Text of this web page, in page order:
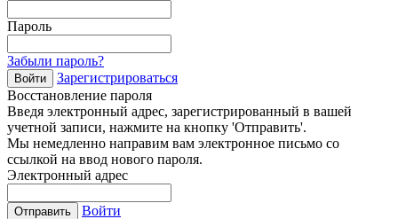
Пароль
Забыли пароль?
Войти
Зарегистрироваться
Восстановление пароля
Введя электронный адрес, зарегистрированный в вашей
учетной записи, нажмите на кнопку 'Отправить'.
Мы немедленно направим вам электронное письмо со
ссылкой на ввод нового пароля.
Электронный адрес
Отправить
Войти